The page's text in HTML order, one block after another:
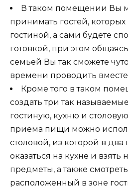
В таком помещении Вы
принимать гостей,
гостиной, а сами будете
готовкой, при этом
семьей Вы так сможете
времени проводить
Кроме того в таком
создать три так
гостиную, кухню и
приема пищи можно
столовой, из которой в
оказаться на кухне и
предметы, а также
расположенный в зоне